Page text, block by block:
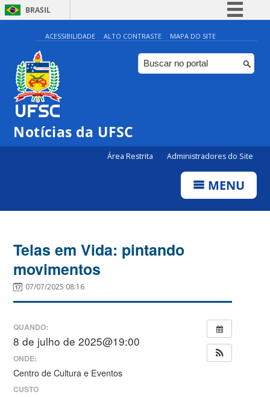
BRASIL
Simplifique!
Comunica BR
Participe
ACESSIBILIDADE ALTO CONTRASTE MAPA DO SITE
Notícias da UFSC
Área Restrita Administradores do Site
MENU
Telas em Vida: pintando
movimentos
07/07/2025 08:16
QUANDO:
8 de julho de 2025@19:00
ONDE:
Centro de Cultura e Eventos
CUSTO